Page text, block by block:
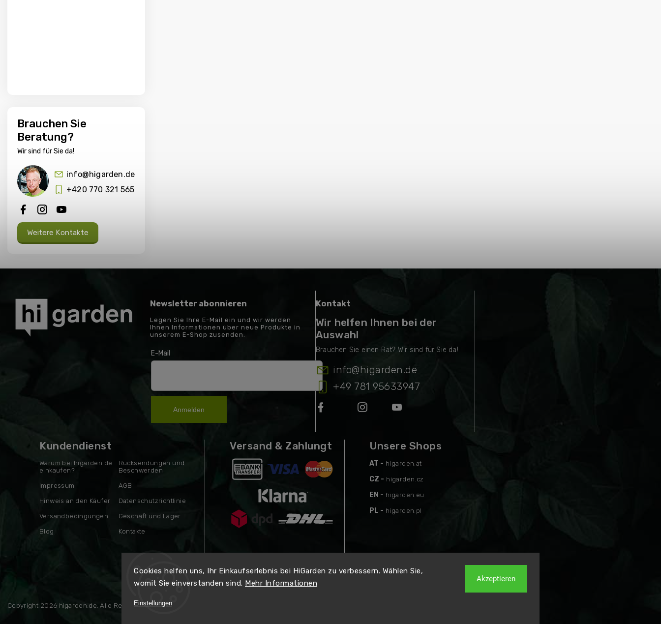
Cookies helfen uns, Ihr Einkaufserlebnis bei HiGarden zu verbessern. Wählen Sie,
womit Sie einverstanden sind. Mehr Informationen
Einstellungen
Akzeptieren
Brauchen Sie
Beratung?
Wir sind für Sie da!
info@higarden.de
+420 770 321 565
Weitere Kontakte
Newsletter abonnieren
Legen Sie Ihre E-Mail ein und wir werden
Ihnen Informationen über neue Produkte in
unserem E-Shop zusenden.
E-Mail
Anmelden
Kontakt
Wir helfen Ihnen bei der
Auswahl
info@higarden.de
+49 781 95633947
Kundendienst
Warum bei higarden.de
einkaufen?
Rücksendungen und
Beschwerden
Impressum AGB
Hinweis an den Käufer Datenschutzrichtlinie
Versandbedingungen Geschäft und Lager
Blog Kontakte
Versand & Zahlungt Unsere Shops
AT - higarden.at
CZ - higarden.cz
EN - higarden.eu
PL - higarden.pl
Copyright 2026 higarden.de . Alle Rechte vorbehalten.